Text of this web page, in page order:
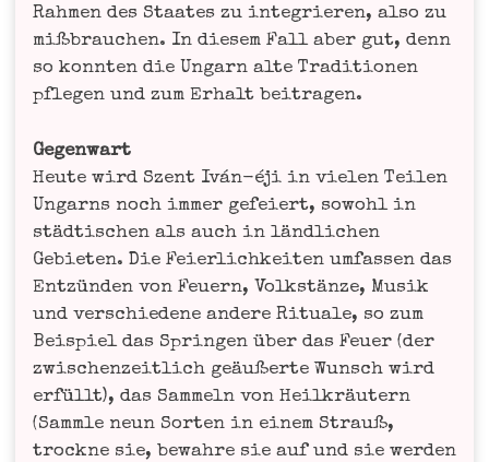
Rah­men des Staa­tes zu inte­grie­ren, also zu
miß­brauchen. In die­sem Fall aber gut, denn
so konn­ten die Ungarn alte Tra­di­tio­nen
pfle­gen und zum Erhalt beitragen.
Gegen­wart
Heu­te wird Szent Iván-éji in vie­len Tei­len
Ungarns noch immer gefei­ert, sowohl in
städ­ti­schen als auch in länd­li­chen
Gebie­ten. Die Fei­er­lich­kei­ten umfas­sen das
Ent­zün­den von Feu­ern, Volks­tän­ze, Musik
und ver­schie­de­ne ande­re Ritua­le, so zum
Bei­spiel das Sprin­gen über das Feu­er (der
zwi­schen­zeit­lich geäu­ßer­te Wunsch wird
erfüllt), das Sam­meln von Heil­kräu­tern
(Samm­le neun Sor­ten in einem Strauß,
trock­ne sie, bewah­re sie auf und sie wer­den